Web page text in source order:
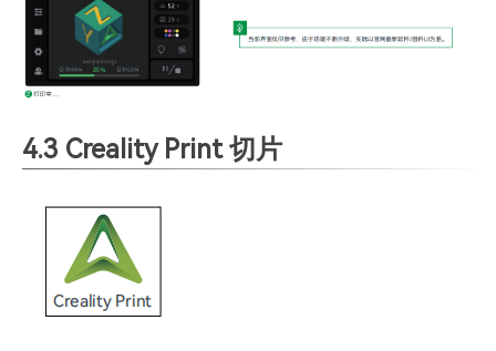
4.3 Creality Print 切片